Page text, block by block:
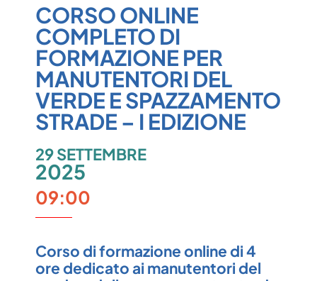
CORSO ONLINE
COMPLETO DI
FORMAZIONE PER
MANUTENTORI DEL
VERDE E SPAZZAMENTO
STRADE – I EDIZIONE
29 SETTEMBRE
2025
09:00
Corso di formazione online di 4
ore dedicato ai manutentori del